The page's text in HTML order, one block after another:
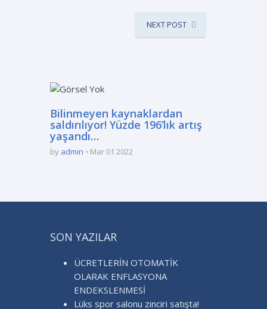
NEXT POST
Bilinmeyen kaynaklardan
saldırılıyor! Yüzde 196’lık artış
yaşandı…
by admin Mar 01 2022
SON YAZILAR
ÜCRETLERİN OTOMATİK
OLARAK ENFLASYONA
ENDEKSLENMESİ
Lüks spor salonu zinciri satışta!